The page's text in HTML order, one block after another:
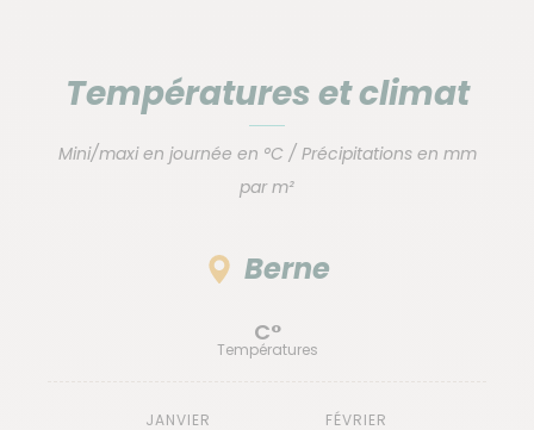
Températures et climat
Mini/maxi en journée en °C / Précipitations en mm
par m²
Berne
C°
Températures